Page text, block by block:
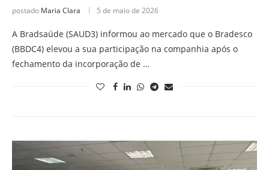
postado Maria Clara 5 de maio de 2026
A Bradsaúde (SAUD3) informou ao mercado que o Bradesco
(BBDC4) elevou a sua participação na companhia após o
fechamento da incorporação de …